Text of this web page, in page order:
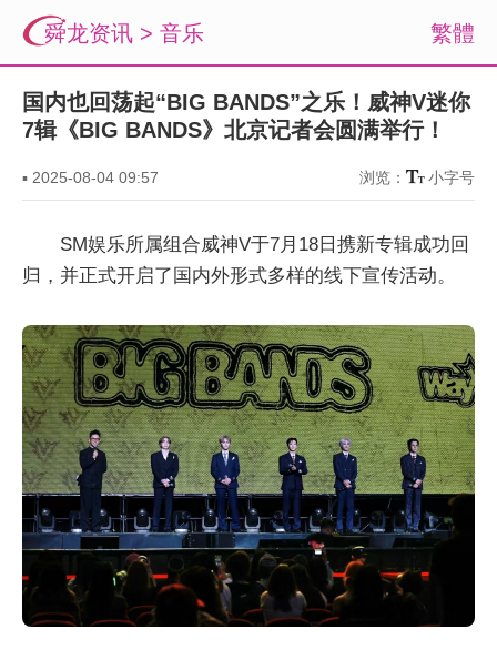
繁體
舜龙资讯 > 音乐
国内也回荡起“BIG BANDS”之乐！威神V迷你
7辑《BIG BANDS》北京记者会圆满举行！
▪ 2025-08-04 09:57 浏览： 小字号
SM娱乐所属组合威神V于7月18日携新专辑成功回
归，并正式开启了国内外形式多样的线下宣传活动。